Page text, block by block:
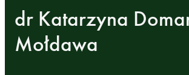
dr Katarzyna
Mołdawa